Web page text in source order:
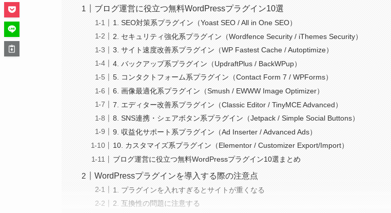
ブログ運営に役立つ無料WordPressプラグイン10選
1. SEO対策系プラグイン（Yoast SEO / All in One SEO）
2. セキュリティ強化系プラグイン（Wordfence Security / iThemes Security）
3. サイト速度改善系プラグイン（WP Fastest Cache / Autoptimize）
4. バックアップ系プラグイン（UpdraftPlus / BackWPup）
5. コンタクトフォーム系プラグイン（Contact Form 7 / WPForms）
6. 画像最適化系プラグイン（Smush / EWWW Image Optimizer）
7. エディター改善系プラグイン（Classic Editor / TinyMCE Advanced）
8. SNS連携・シェアボタン系プラグイン（Jetpack / Simple Social Buttons）
9. 収益化サポート系プラグイン（Ad Inserter / Advanced Ads）
10. カスタマイズ系プラグイン（Elementor / Customizer Export/Import）
ブログ運営に役立つ無料WordPressプラグイン10選まとめ
WordPressプラグインを導入する際の注意点
1. プラグインを入れすぎるとサイトが重くなる
2. 互換性の問題に注意する